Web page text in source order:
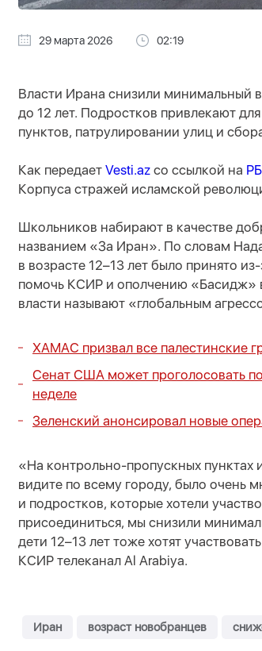
29 марта 2026 02:19
Власти Ирана снизили минимальный
до 12 лет. Подростков привлекают
пунктов, патрулировании улиц и
Как передает Vesti.az со ссылкой на
Корпуса стражей исламской
Школьников набирают в качестве
названием «За Иран». По словам
в возрасте 12–13 лет было принято
помочь КСИР и ополчению «Басидж»
власти называют «глобальным
ХАМАС призвал все палестинские
Сенат США может проголосовать
неделе
Зеленский анонсировал новые
«На контрольно-пропускных пунктах
видите по всему городу, было очень
и подростков, которые хотели
присоединиться, мы снизили
дети 12–13 лет тоже хотят
КСИР телеканал Al Arabiya.
Иран возраст новобранцев